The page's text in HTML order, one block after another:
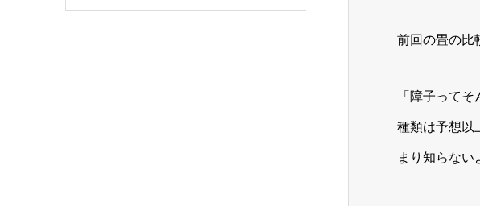
前回の畳の比
「障子って
種類は予想以
まり知らない